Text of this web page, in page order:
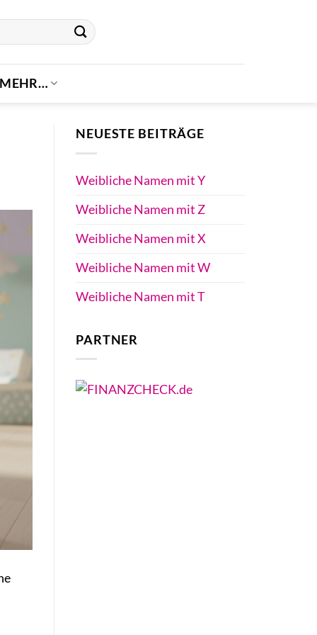
MEHR…
NEUESTE BEITRÄGE
Weibliche Namen mit Y
Weibliche Namen mit Z
Weibliche Namen mit X
Weibliche Namen mit W
Weibliche Namen mit T
PARTNER